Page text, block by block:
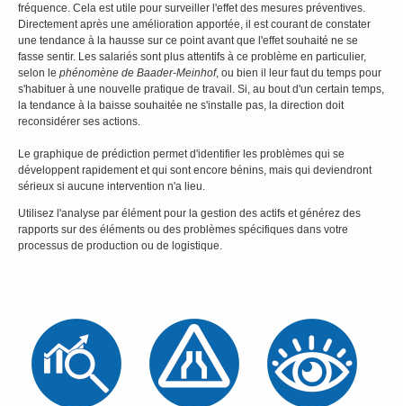
fréquence. Cela est utile pour surveiller l'effet des mesures préventives.
Directement après une amélioration apportée, il est courant de constater
une tendance à la hausse sur ce point avant que l'effet souhaité ne se
fasse sentir. Les salariés sont plus attentifs à ce problème en particulier,
selon le phénomène de Baader-Meinhof, ou bien il leur faut du temps pour
s'habituer à une nouvelle pratique de travail. Si, au bout d'un certain temps,
la tendance à la baisse souhaitée ne s'installe pas, la direction doit
reconsidérer ses actions.
Le graphique de prédiction permet d'identifier les problèmes qui se
développent rapidement et qui sont encore bénins, mais qui deviendront
sérieux si aucune intervention n'a lieu.
Utilisez l'analyse par élément pour la gestion des actifs et générez des
rapports sur des éléments ou des problèmes spécifiques dans votre
processus de production ou de logistique.